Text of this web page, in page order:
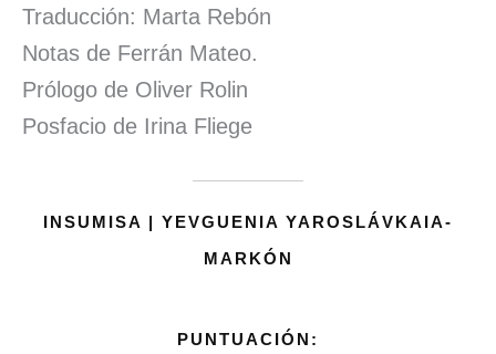
Traducción: Marta Rebón
Notas de Ferrán Mateo.
Prólogo de Oliver Rolin
Posfacio de Irina Fliege
INSUMISA | YEVGUENIA YAROSLÁVKAIA-
MARKÓN
PUNTUACIÓN: